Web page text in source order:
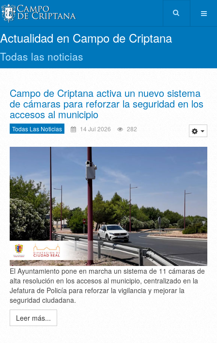
Actualidad en Campo de Criptana
Todas las noticias
Campo de Criptana activa un nuevo sistema
de cámaras para reforzar la seguridad en los
accesos al municipio
Todas Las Noticias 14 Jul 2026 282
El Ayuntamiento pone en marcha un sistema de 11 cámaras de
alta resolución en los accesos al municipio, centralizado en la
Jefatura de Policía para reforzar la vigilancia y mejorar la
seguridad ciudadana.
Leer más...